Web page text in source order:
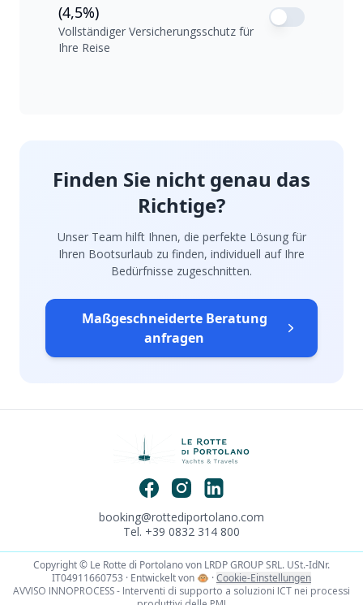
(4,5%)
Vollständiger Versicherungsschutz für
Ihre Reise
Finden Sie nicht genau das
Richtige?
Unser Team hilft Ihnen, die perfekte Lösung für
Ihren Bootsurlaub zu finden, individuell auf Ihre
Bedürfnisse zugeschnitten.
Maßgeschneiderte Beratung
anfragen
booking@rottediportolano.com
Tel. +39 0832 314 800
Copyright © Le Rotte di Portolano von LRDP GROUP SRL. USt.-IdNr.
IT04911660753 · Entwickelt von 🐵 ·Cookie-Einstellungen
AVVISO INNOPROCESS - Interventi di supporto a soluzioni ICT nei processi